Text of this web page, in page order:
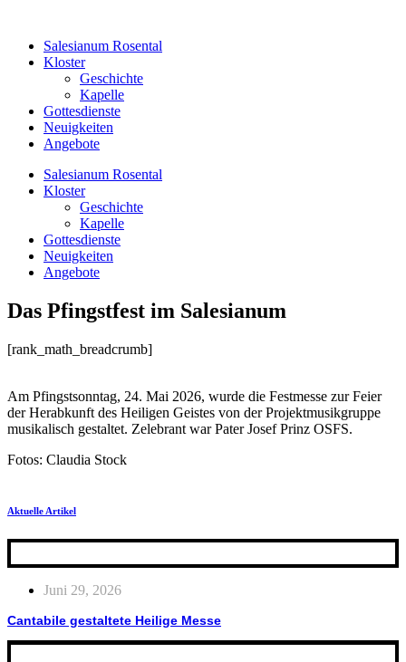
springenSalesianum Rosental
Kloster
Geschichte
Kapelle
Gottesdienste
Neuigkeiten
Angebote
Salesianum Rosental
Kloster
Geschichte
Kapelle
Gottesdienste
Neuigkeiten
Angebote
Das Pfingstfest im Salesianum
[rank_math_breadcrumb]
Am Pfingstsonntag, 24. Mai 2026, wurde die Festmesse zur Feier
der Herabkunft des Heiligen Geistes von der Projektmusikgruppe
musikalisch gestaltet. Zelebrant war Pater Josef Prinz OSFS.
Fotos: Claudia Stock
Aktuelle Artikel
Juni 29, 2026
Cantabile gestaltete Heilige Messe